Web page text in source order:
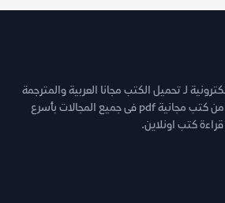
لـ تحميل الكتب مجانا العربية والمترجمة
والروايات والقصص وغيرها من كتب مجانية pdf فى جميع المجالات بأسرع
كتب اونلاين.